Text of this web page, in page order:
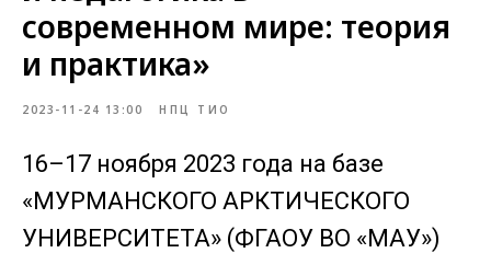
современном мире: теория
и практика»
2023-11-24 13:00 НПЦ ТИО
16–17 ноября 2023 года на базе
«МУРМАНСКОГО АРКТИЧЕСКОГО
УНИВЕРСИТЕТА» (ФГАОУ ВО «МАУ»)